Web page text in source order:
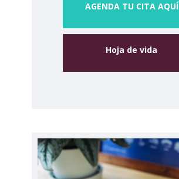
AGENDA TU CITA AQUÍ
Hoja de vida